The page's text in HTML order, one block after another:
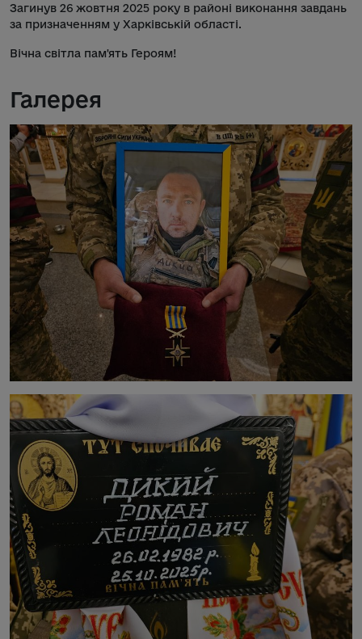
Загинув 26 жовтня 2025 року в районі виконання завдань
за призначенням у Харківській області.
Вічна світла пам'ять Героям!
Галерея